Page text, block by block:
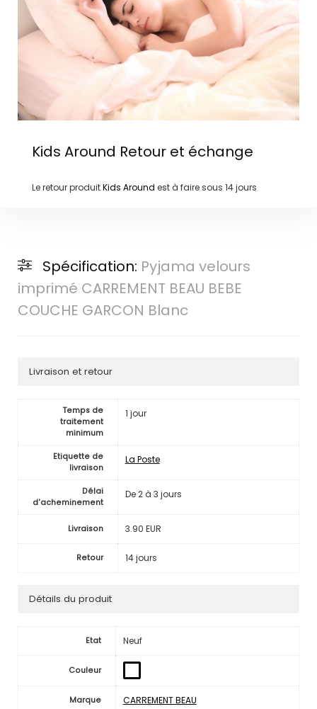
Kids Around Retour et échange
Le retour produitKids Around est à faire sous 14 jours
Spécification: Pyjama velours
imprimé CARREMENT BEAU BEBE
COUCHE GARCON Blanc
Livraison et retour
Temps de
traitement
minimum
1 jour
Etiquette de
livraison
La Poste
Délai
d'acheminement
De 2 à 3 jours
Livraison 3.90 EUR
Retour 14 jours
Détails du produit
Etat Neuf
Couleur
Marque CARREMENT BEAU